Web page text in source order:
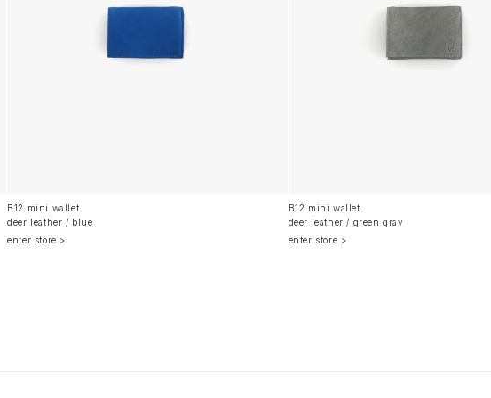
B12 mini wallet
deer leather / blue
enter store >
B12 mini wallet
deer leather / green gray
enter store >